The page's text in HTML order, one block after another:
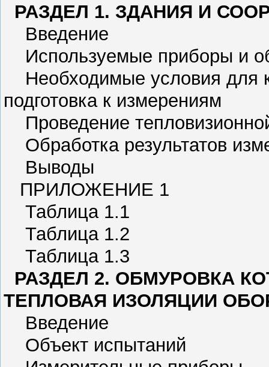
РАЗДЕЛ 1. ЗДАНИЯ И
Введение
Используемые приборы и
Необходимые условия для
подготовка к измерениям
Проведение
Обработка результатов
Выводы
ПРИЛОЖЕНИЕ 1
Таблица 1.1
Таблица 1.2
Таблица 1.3
РАЗДЕЛ 2. ОБМУРОВКА
ТЕПЛОВАЯ ИЗОЛЯЦИИ
Введение
Объект испытаний